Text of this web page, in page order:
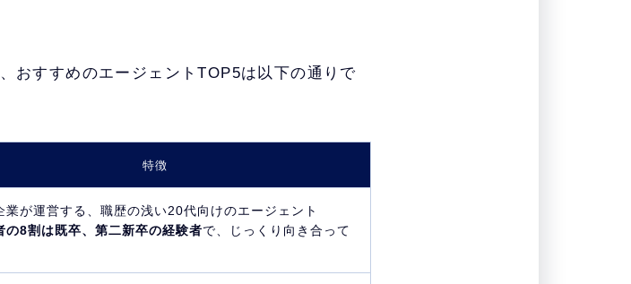
おすすめのエージェントTOP5は以下の通りで
特徴
業が運営する、職歴の浅い20代向けのエージェント
の8割は既卒、第二新卒の経験者で、じっくり向き合って